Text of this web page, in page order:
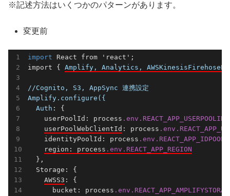
※記述方法はいくつかのパターンがあります。
変更前
import React from 'react';
import { Amplify, Analytics,
//Cognito, S3, AppSync 連携設定
Amplify.configure({
  Auth
: {
    userPoolId: process
.env .REACT_APP_USERPOOLID
userPoolWebClientId : process .env
    identityPoolId: process
.env
region: process .env .REACT_APP_REGION
  },
  Storage: {
AWSS3 : {
      bucket: process
.env